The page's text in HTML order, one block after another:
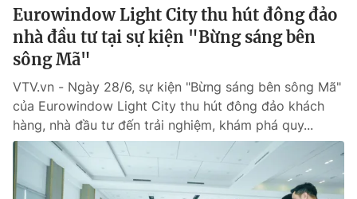
Tổng đài VTV:024.38 355 931 - 024.38 355 932
Ðiện thoại Thời báo VTV:024.66 897 897
Email:toasoan@vtv.vn
Liên hệ quảng cáo:
024-7300.7108
Eurowindow Light City thu hút đông đảo
nhà đầu tư tại sự kiện "Bừng sáng bên
sông Mã"
VTV.vn - Ngày 28/6, sự kiện "Bừng sáng bên sông Mã"
của Eurowindow Light City thu hút đông đảo khách
hàng, nhà đầu tư đến trải nghiệm, khám phá quy...